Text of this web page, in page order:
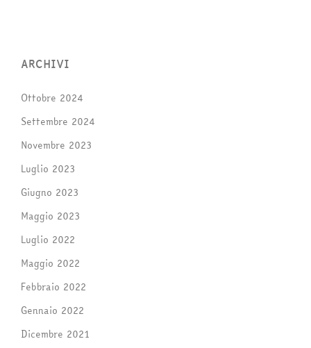
ARCHIVI
Ottobre 2024
Settembre 2024
Novembre 2023
Luglio 2023
Giugno 2023
Maggio 2023
Luglio 2022
Maggio 2022
Febbraio 2022
Gennaio 2022
Dicembre 2021